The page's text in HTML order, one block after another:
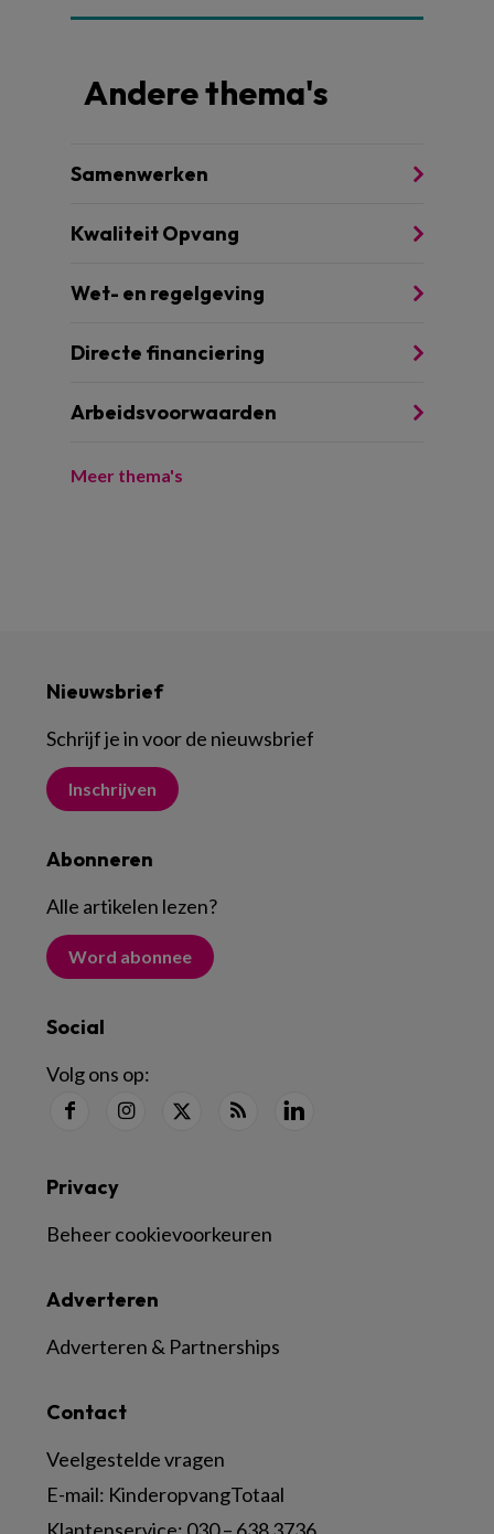
Andere thema's
Samenwerken
Kwaliteit Opvang
Wet- en regelgeving
Directe financiering
Arbeidsvoorwaarden
Meer thema's
Nieuwsbrief
Schrijf je in voor de nieuwsbrief
Inschrijven
Abonneren
Alle artikelen lezen?
Word abonnee
Social
Volg ons op:
Contact
Veelgestelde vragen
E-mail: KinderopvangTotaal
Adverteren
Adverteren & Partnerships
Privacy
Beheer cookievoorkeuren